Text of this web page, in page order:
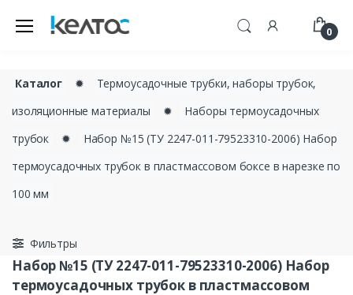
0
Каталог ✹
Термоусадочные трубки, наборы трубок,
изоляционные материалы
✹
Наборы термоусадочных
трубок
✹
Набор №15 (ТУ 2247-011-79523310-2006) Набор
термоусадочных трубок в пластмассовом боксе в нарезке по
100 мм
Фильтры
Набор №15 (ТУ 2247-011-79523310-2006) Набор
термоусадочных трубок в пластмассовом